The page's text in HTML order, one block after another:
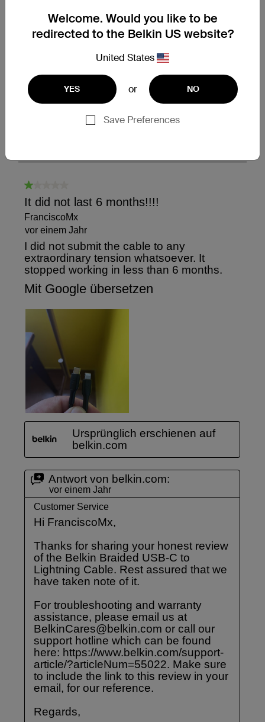
Welcome. Would you like to be
redirected to the Belkin US website?
United States
YES or NO
Save Preferences